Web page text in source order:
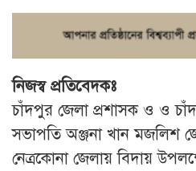
নিজস্ব প্রতিবেদকঃ
চাঁদপুর জেলা প্রশাসক ও ও
সভাপতি অঞ্জনা খান মজলিশ
নেত্রকোনা জেলায় বিদায়